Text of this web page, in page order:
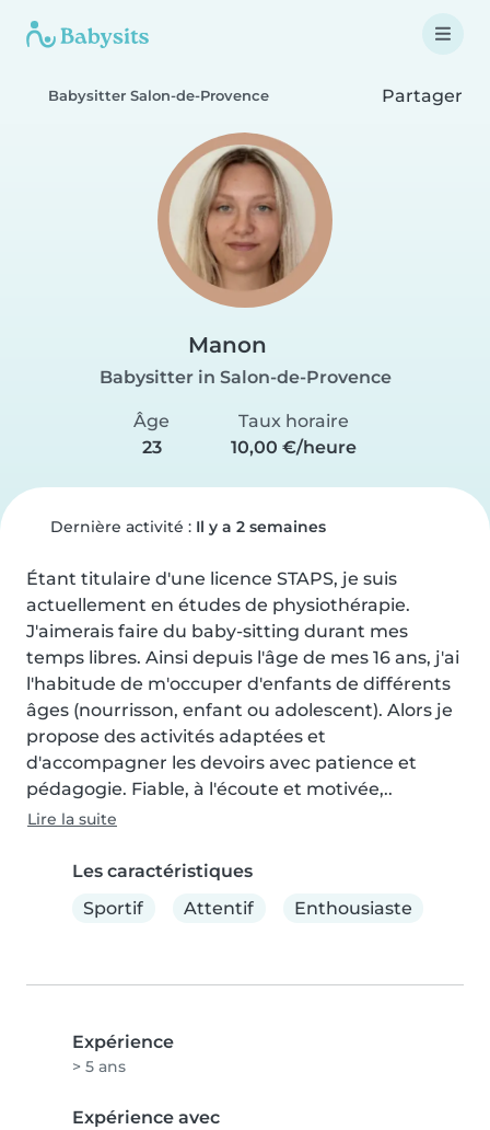
Babysitter Salon-de-Provence Partager
Manon
Babysitter in Salon-de-Provence
Âge
23
Taux horaire
10,00 €/heure
Dernière activité : Il y a 2 semaines
Étant titulaire d'une licence STAPS, je suis
actuellement en études de physiothérapie.
J'aimerais faire du baby-sitting durant mes
temps libres. Ainsi depuis l'âge de mes 16 ans, j'ai
l'habitude de m'occuper d'enfants de différents
âges (nourrisson, enfant ou adolescent). Alors je
propose des activités adaptées et
d'accompagner les devoirs avec patience et
pédagogie. Fiable, à l'écoute et motivée,..
Lire la suite
Les caractéristiques
Sportif
Attentif Enthousiaste
Expérience
> 5 ans
Expérience avec